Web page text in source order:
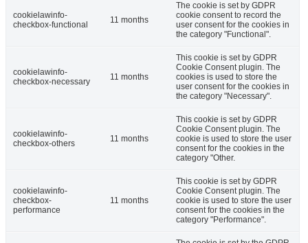
cookielawinfo-
checkbox-functional
11 months
The cookie is set by GDPR
cookie consent to record the
user consent for the cookies in
the category "Functional".
cookielawinfo-
checkbox-necessary
11 months
This cookie is set by GDPR
Cookie Consent plugin. The
cookies is used to store the
user consent for the cookies in
the category "Necessary".
cookielawinfo-
checkbox-others
11 months
This cookie is set by GDPR
Cookie Consent plugin. The
cookie is used to store the user
consent for the cookies in the
category "Other.
cookielawinfo-
checkbox-
performance
11 months
This cookie is set by GDPR
Cookie Consent plugin. The
cookie is used to store the user
consent for the cookies in the
category "Performance".